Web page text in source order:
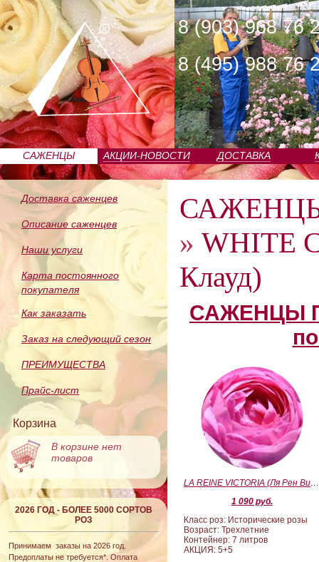
8 (903) 968 76
8 (495) 988 76
САЖЕНЦЫ
ПИТОМНИКА
АКЦИИ-НОВОСТИ ДОСТАВКА
Доставка саженцев
Описание саженцев
Наши услуги
Карта постоянного
покупателя
Как заказать
Заказ на следующий сезон
ПРЕИМУЩЕСТВА
Прайс-лист
Корзина
В корзине нет
товаров
2026 ГОД - БОЛЕЕ 5000 СОРТОВ
РОЗ
Принимаем заказы на 2026 год.
Предоплаты не требуется*. Оплата
» WHITE
Клауд)
САЖЕНЦЫ
LA REINE VICTORIA (Ля Рен Виктория)
1 090 руб.
Класс роз: Исторические розы
Возраст: Трехлетние
Контейнер: 7 литров
АКЦИЯ: 5+5